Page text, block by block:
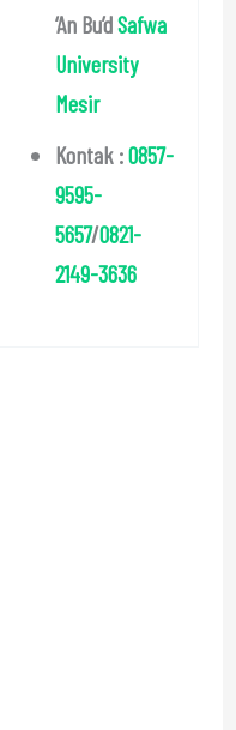
‘An Bu’dSafwa
University
Mesir
Kontak :0857-
9595-
5657/0821-
2149-3636